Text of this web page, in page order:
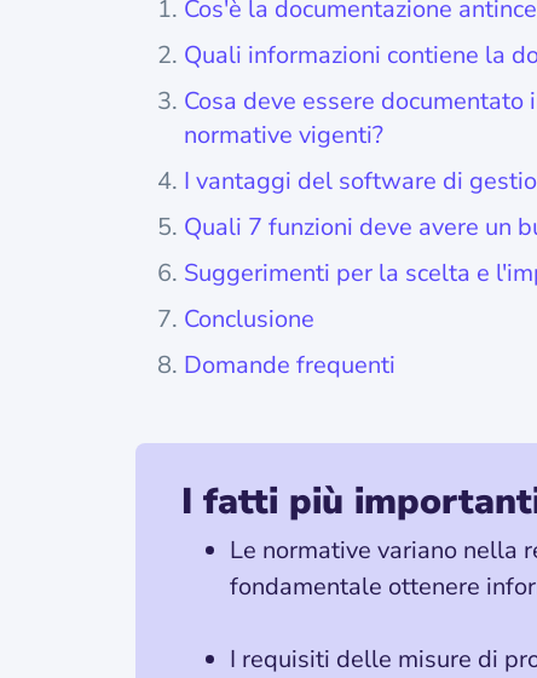
Cos'è la documentazione
Quali informazioni contiene la
Cosa deve essere
normative vigenti?
I vantaggi del software di
Quali 7 funzioni deve avere un
Suggerimenti per la scelta e
Conclusione
Domande frequenti
I fatti più
Le normative variano nella
fondamentale ottenere
I requisiti delle misure di